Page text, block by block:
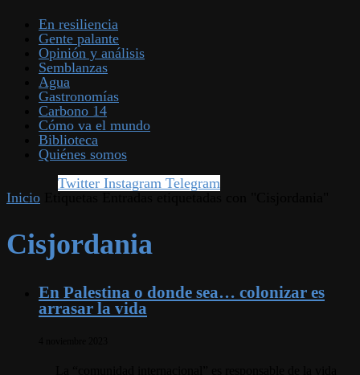
En resiliencia
Gente palante
Opinión y análisis
Semblanzas
Agua
Gastronomías
Carbono 14
Cómo va el mundo
Biblioteca
Quiénes somos
Twitter Instagram Telegram
Inicio
Cisjordania
En Palestina o donde sea… colonizar es
arrasar la vida